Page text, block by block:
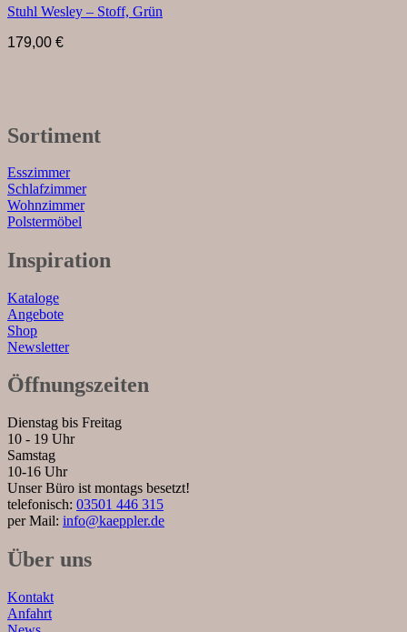
Stuhl Wesley – Stoff, Grün
179,00 €
Sortiment
Esszimmer
Schlafzimmer
Wohnzimmer
Polstermöbel
Inspiration
Kataloge
Angebote
Shop
Newsletter
Öffnungszeiten
Dienstag bis Freitag
10 - 19 Uhr
Samstag
10-16 Uhr
Unser Büro ist montags besetzt!
telefonisch: 03501 446 315
per Mail: info@kaeppler.de
Über uns
Kontakt
Anfahrt